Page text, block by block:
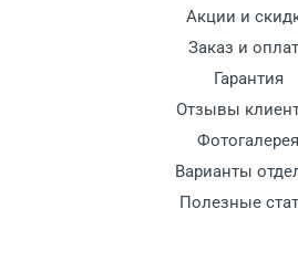
Акции и
Заказ и
Гарантия
Отзывы
Фотогалерея
Варианты
Полезные